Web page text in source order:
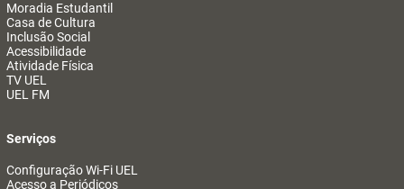
Moradia Estudantil
Casa de Cultura
Inclusão Social
Acessibilidade
Atividade Física
TV UEL
UEL FM
Serviços
Configuração Wi-Fi UEL
Acesso a Periódicos